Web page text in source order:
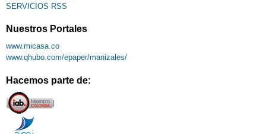
SERVICIOS RSS
Nuestros Portales
www.micasa.co
www.qhubo.com/epaper/manizales/
Hacemos parte de: